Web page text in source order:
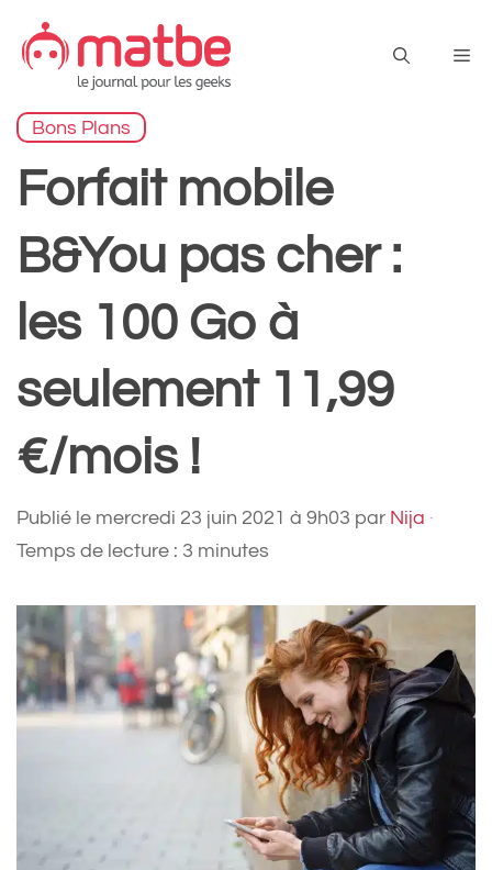
contenu
Bons Plans
Forfait mobile
B&You pas cher :
les 100 Go à
seulement 11,99
€/mois !
Publié le mercredi 23 juin 2021 à 9h03 par Nija ·
Temps de lecture : 3 minutes